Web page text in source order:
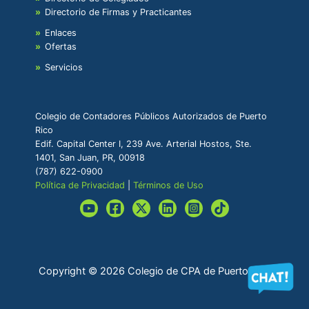
Directorio de Firmas y Practicantes
Enlaces
Ofertas
Servicios
Colegio de Contadores Públicos Autorizados de Puerto
Rico
Edif. Capital Center I, 239 Ave. Arterial Hostos, Ste.
1401, San Juan, PR, 00918
(787) 622-0900
Política de Privacidad |Términos de Uso
Copyright © 2026 Colegio de CPA de Puerto Rico